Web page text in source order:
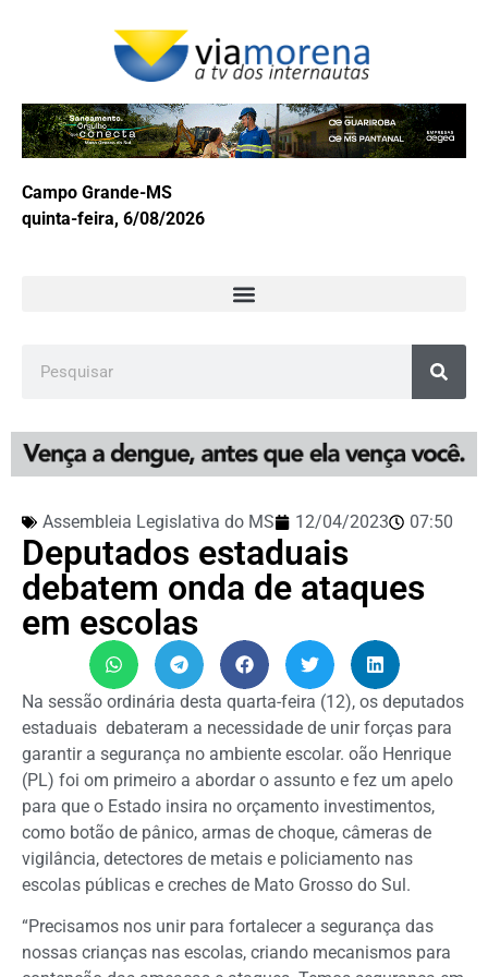
Campo Grande-MS
quinta-feira, 6/08/2026
Assembleia Legislativa do MS 12/04/2023 07:50
Deputados estaduais
debatem onda de ataques
em escolas
Na sessão ordinária desta quarta-feira (12), os deputados
estaduais debateram a necessidade de unir forças para
garantir a segurança no ambiente escolar. oão Henrique
(PL) foi om primeiro a abordar o assunto e fez um apelo
para que o Estado insira no orçamento investimentos,
como botão de pânico, armas de choque, câmeras de
vigilância, detectores de metais e policiamento nas
escolas públicas e creches de Mato Grosso do Sul.
“Precisamos nos unir para fortalecer a segurança das
nossas crianças nas escolas, criando mecanismos para